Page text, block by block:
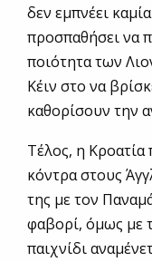
δεν εμπνέει
προσπαθήσει να
ποιότητα των
Κέιν στο να
καθορίσουν την
Τέλος, η Κροατία
κόντρα στους
της με τον
φαβορί, όμως με
παιχνίδι